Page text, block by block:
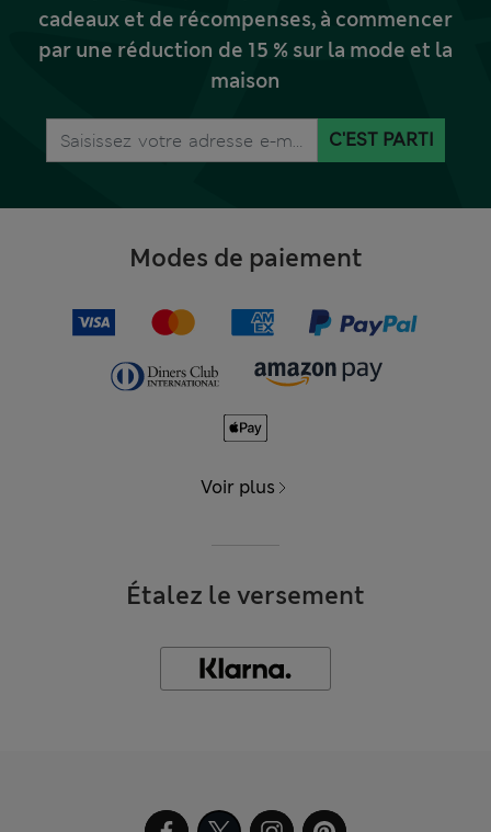
cadeaux et de récompenses, à commencer
par une réduction de 15 % sur la mode et la
maison
C'EST PARTI
Modes de paiement
Voir plus
Étalez le versement